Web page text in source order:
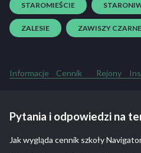
STAROMIEŚCIE
ZALESIE ZAWISZY
Informacje Cennik Rejony
Pytania i odpowiedzi na
Jak wygląda cennik szkoły